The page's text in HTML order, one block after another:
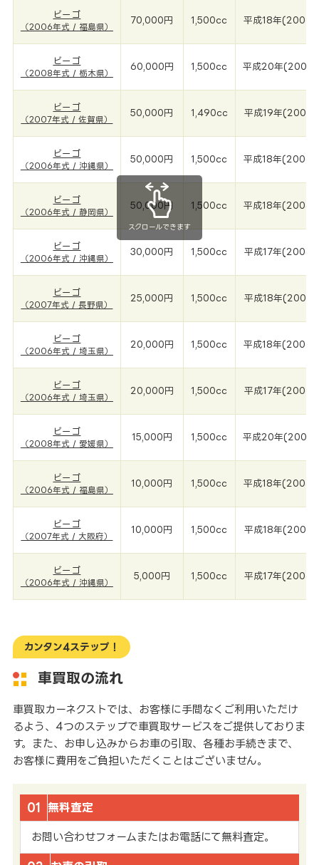
ビーゴ
（2006年式 / 福島県）
70,000円 1,500cc 平成18年(2006
ビーゴ
（2008年式 / 栃木県）
60,000円 1,500cc 平成20年(2008
ビーゴ
（2007年式 / 佐賀県）
50,000円 1,490cc 平成19年(2007
ビーゴ
（2006年式 / 沖縄県）
50,000円 1,500cc 平成18年(2006
ビーゴ
（2006年式 / 静岡県）
50,000円 1,500cc 平成18年(2006
ビーゴ
（2006年式 / 沖縄県）
30,000円 1,500cc 平成17年(2006
ビーゴ
（2007年式 / 長野県）
25,000円 1,500cc 平成18年(2007
ビーゴ
（2006年式 / 埼玉県）
20,000円 1,500cc 平成18年(2006
ビーゴ
（2006年式 / 埼玉県）
20,000円 1,500cc 平成17年(2006
ビーゴ
（2008年式 / 愛媛県）
15,000円 1,500cc 平成20年(2008
ビーゴ
（2006年式 / 福島県）
10,000円 1,500cc 平成18年(2006
ビーゴ
（2007年式 / 大阪府）
10,000円 1,500cc 平成18年(2007
ビーゴ
（2006年式 / 沖縄県）
5,000円 1,500cc 平成17年(2006
スクロールできます
カンタン4ステップ！
車買取の流れ
車買取カーネクストでは、お客様に手間なくご利用いただけ
るよう、4つのステップで車買取サービスをご提供しておりま
す。また、お申し込みからお車の引取、各種お手続きまで、
お客様に費用をご負担いただくことはございません。
01 無料査定
お問い合わせフォームまたはお電話にて無料査定。